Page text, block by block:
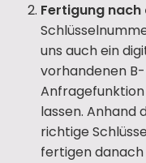
Fertigung
uns auch ein
vorhandenen
lassen. Anhand
richtige
fertigen danach